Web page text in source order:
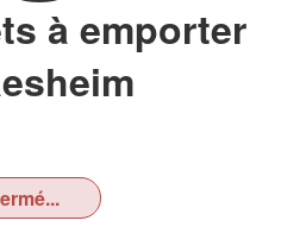
à emporter